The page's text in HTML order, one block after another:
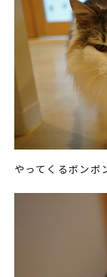
やってくるボンボ